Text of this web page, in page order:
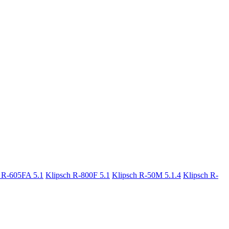
605FA 5.1 Klipsch R-800F 5.1 Klipsch R-50M 5.1.4 Klipsch R-